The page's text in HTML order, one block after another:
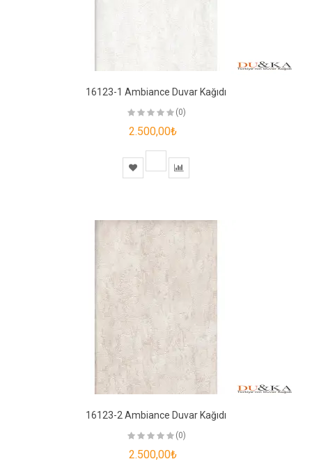
16123-1 Ambiance Duvar Kağıdı
(0)
2.500,00₺
16123-2 Ambiance Duvar Kağıdı
(0)
2.500,00₺